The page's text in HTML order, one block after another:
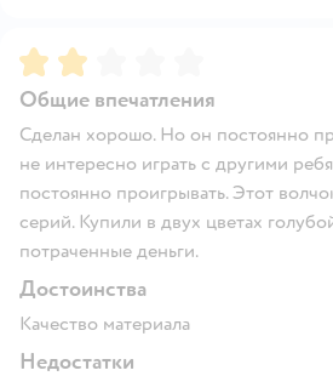
Рейтинг:
Общие впечатления
Сделан хорошо. Но он постоянно
не интересно играть с другими
постоянно проигрывать. Этот
серий. Купили в двух цветах
потраченные деньги.
Достоинства
Качество материала
Недостатки